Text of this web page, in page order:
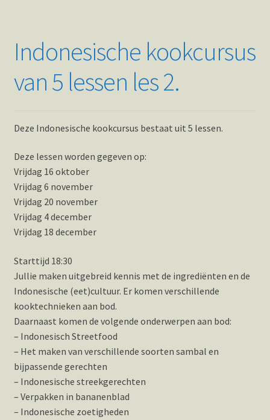
Indonesische kookcursus
van 5 lessen les 2.
Deze Indonesische kookcursus bestaat uit 5 lessen.
Deze lessen worden gegeven op:
Vrijdag 16 oktober
Vrijdag 6 november
Vrijdag 20 november
Vrijdag 4 december
Vrijdag 18 december
Starttijd 18:30
Jullie maken uitgebreid kennis met de ingrediënten en de
Indonesische (eet)cultuur. Er komen verschillende
kooktechnieken aan bod.
Daarnaast komen de volgende onderwerpen aan bod:
– Indonesisch Streetfood
– Het maken van verschillende soorten sambal en
bijpassende gerechten
– Indonesische streekgerechten
– Verpakken in bananenblad
– Indonesische zoetigheden